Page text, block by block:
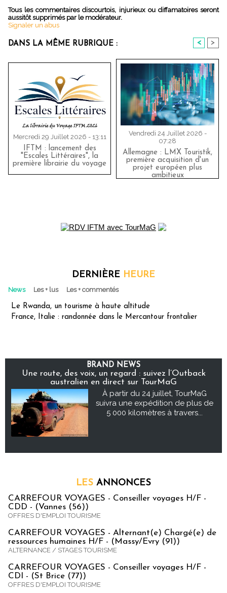
Tous les commentaires discourtois, injurieux ou diffamatoires seront
aussitôt supprimés par le modérateur.
Signaler un abus
DANS LA MÊME RUBRIQUE : < >
Mercredi 29 Juillet 2026 - 13:11
IFTM : lancement des
"Escales Littéraires", la
première librairie du voyage
Vendredi 24 Juillet 2026 -
07:28
Allemagne : LMX Touristik,
première acquisition d'un
projet européen plus
ambitieux
DERNIÈRE HEURE
News Les + lus Les + commentés
Le Rwanda, un tourisme à haute altitude
France, Italie : randonnée dans le Mercantour frontalier
BRAND NEWS
Une route, des voix, un regard : suivez l’Outback
australien en direct sur TourMaG
À partir du 24 juillet, TourMaG
suivra une expédition de plus de
5 000 kilomètres à travers...
LES ANNONCES
CARREFOUR VOYAGES - Conseiller voyages H/F -
CDD - (Vannes (56))
OFFRES D'EMPLOI TOURISME
CARREFOUR VOYAGES - Alternant(e) Chargé(e) de
ressources humaines H/F - (Massy/Evry (91))
ALTERNANCE / STAGES TOURISME
CARREFOUR VOYAGES - Conseiller voyages H/F -
CDI - (St Brice (77))
OFFRES D'EMPLOI TOURISME